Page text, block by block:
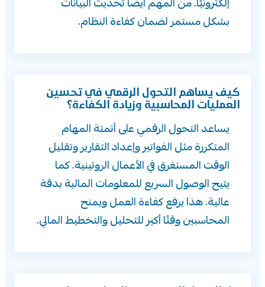
إلكترونيًا. من المهم أيضًا تحديث البيانات
بشكل مستمر لضمان كفاءة النظام.
كيف يساهم التحول الرقمي في تحسين
العمليات المحاسبية وزيادة الكفاءة؟
يساعد التحول الرقمي على أتمتة المهام
المتكررة مثل الفواتير وإعداد التقارير وتقليل
الوقت المستغرق في الأعمال الروتينية. كما
يتيح الوصول السريع للمعلومات المالية بدقة
عالية. هذا يرفع كفاءة العمل ويمنح
المحاسبين وقتًا أكبر للتحليل والتخطيط المالي.